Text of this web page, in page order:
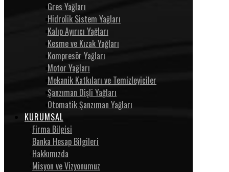
Gres Yağları
Hidrolik Sistem Yağları
Kalıp Ayırıcı Yağları
Kesme ve Kızak Yağları
Kompresör Yağları
Motor Yağları
Mekanik Katkıları ve Temizleyiciler
Şanzıman Dişli Yağları
Otomatik Şanzıman Yağları
KURUMSAL
Firma Bilgisi
Banka Hesap Bilgileri
Hakkımızda
Misyon ve Vizyonumuz